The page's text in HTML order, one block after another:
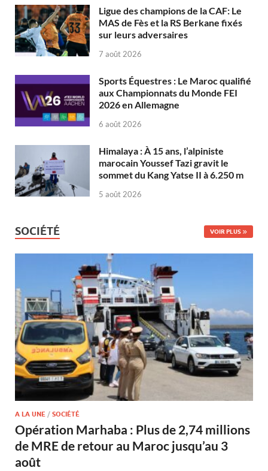
Ligue des champions de la CAF: Le
MAS de Fès et la RS Berkane fixés
sur leurs adversaires
7 août 2026
Sports Équestres : Le Maroc qualifié
aux Championnats du Monde FEI
2026 en Allemagne
6 août 2026
Himalaya : À 15 ans, l’alpiniste
marocain Youssef Tazi gravit le
sommet du Kang Yatse II à 6.250 m
5 août 2026
SOCIÉTÉ VOIR PLUS
A LA UNE / SOCIÉTÉ
Opération Marhaba : Plus de 2,74 millions
de MRE de retour au Maroc jusqu’au 3
août